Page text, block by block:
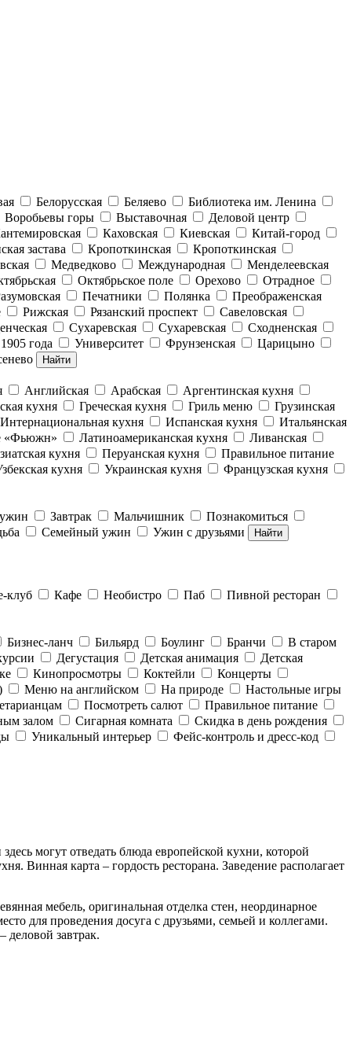
Белорусская Беляево
Библиотека им. Ленина
Воробьевы горы Выставочная
Деловой центр
Каховская Киевская
Китай-город
застава Кропоткинская
Кропоткинская
Медведково Международная
Менделеевская
Октябрьское поле Орехово
Отрадное
Печатники Полянка
Преображенская
Рижская Рязанский проспект
Савеловская
Сухаревская Сухаревская
Сходненская
года Университет Фрунзенская
Царицыно
Найти
Английская Арабская
Аргентинская кухня
кухня Греческая кухня Гриль меню
Грузинская
Интернациональная кухня Испанская кухня
Итальянская
«Фьюжн» Латиноамериканская кухня
Ливанская
кухня Перуанская кухня
Правильное питание
кухня Украинская кухня
Французская кухня
Завтрак Мальчишник
Познакомиться
Семейный ужин Ужин с друзьями Найти
клуб Кафе Необистро Паб
Пивной ресторан
Бизнес-ланч Бильярд Боулинг Бранчи
В старом
Дегустация Детская анимация
Детская
Кинопросмотры Коктейли
Концерты
Меню на английском На природе
Настольные игры
Посмотреть салют
Правильное питание
залом Сигарная комната
Скидка в день рождения
Уникальный интерьер
Фейс-контроль и дресс-код
могут отведать блюда европейской кухни, которой
Винная карта – гордость ресторана. Заведение располагает
мебель, оригинальная отделка стен, неординарное
для проведения досуга с друзьями, семьей и коллегами.
деловой завтрак.